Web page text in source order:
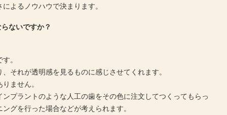
よるノウハウで決まります。
ないですか？
。
それが透明感を見るものに感じさせてくれます。
ません。
プラントのような人工の歯をその色に注文してつくってもらっ
グを行った場合などが考えられます。